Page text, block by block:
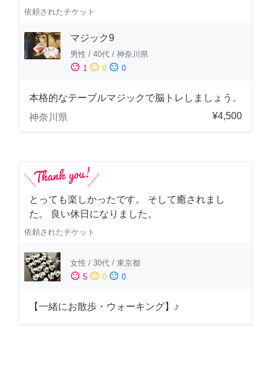
依頼されたチケット
マジック9
男性 / 40代 / 神奈川県
sentiment_satisfied 1 sentiment_neutral 0 sentiment_dissatisfied 0
本格的なテーブルマジックで脳トレしましょう。
神奈川県
¥4,500
とっても楽しかったです。 そして癒されまし
た。 良い休日になりました。
依頼されたチケット
女性 / 30代 / 東京都
sentiment_satisfied 5 sentiment_neutral 0 sentiment_dissatisfied 0
【一緒にお散歩・ウォーキング】♪